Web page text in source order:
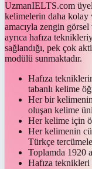
UzmanIELTS.com
kelimelerin daha kolay
amacıyla zengin
ayrıca hafıza
sağlandığı, pek çok
modülü sunmaktadır.
Hafıza
tabanlı kelime
Her bir
oluşan kelime
Her kelime için
Her kelimenin
Türkçe
Toplamda 1920
Hafıza teknikleri